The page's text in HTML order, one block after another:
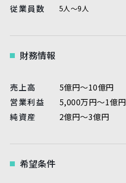
従業員数 5人～9人
財務情報
売上高
5億円～10億円
営業利益
5,000万円～1億円
純資産
2億円～3億円
希望条件